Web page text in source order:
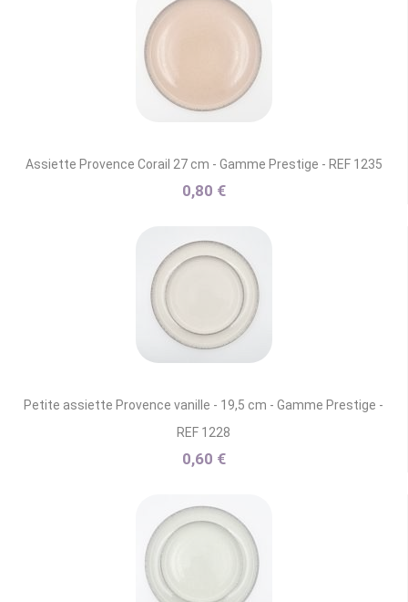
Assiette Provence Corail 27 cm - Gamme Prestige - REF 1235
0,80 €
Petite assiette Provence vanille - 19,5 cm - Gamme Prestige -
REF 1228
0,60 €